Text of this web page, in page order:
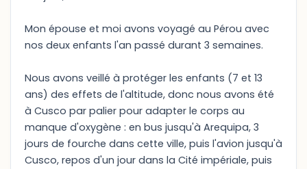
Mon épouse et moi avons voyagé au Pérou avec
nos deux enfants l'an passé durant 3 semaines.
Nous avons veillé à protéger les enfants (7 et 13
ans) des effets de l'altitude, donc nous avons été
à Cusco par palier pour adapter le corps au
manque d'oxygène : en bus jusqu'à Arequipa, 3
jours de fourche dans cette ville, puis l'avion jusqu'à
Cusco, repos d'un jour dans la Cité impériale, puis